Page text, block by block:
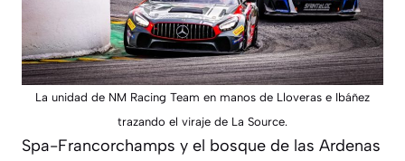
La unidad de NM Racing Team en manos de Lloveras e Ibáñez
trazando el viraje de La Source.
Spa-Francorchamps y el bosque de las Ardenas